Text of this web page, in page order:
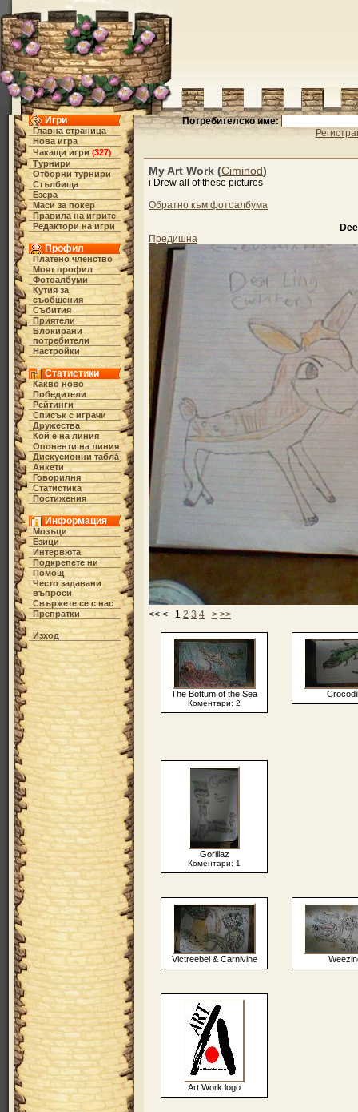
Игри
Главна страница
Нова игра
Чакащи игри (327)
Турнири
Отборни турнири
Стълбища
Езера
Маси за покер
Правила на игрите
Редактори на игри
Профил
Платено членство
Моят профил
Фотоалбуми
Кутия за
съобщения
Събития
Приятели
Блокирани
потребители
Настройки
Статистики
Какво ново
Победители
Рейтинги
Списък с играчи
Дружества
Кой е на линия
Опоненти на линия
Дискусионни табла́
Анкети
Говорилня
Статистика
Постижения
Информация
Мозъци
Езици
Интервюта
Подкрепете ни
Помощ
Често задавани
въпроси
Свържете се с нас
Препратки
Изход
Потребителско име:
My Art Work (Ciminod)
i Drew all of these pictures
Обратно към фотоалбума
Предишна
<< < 1 2 3 4 > >>
The Bottum of the Sea
Коментари: 2
Gorillaz
Коментари: 1
Victreebel & Carnivine
Art Work logo